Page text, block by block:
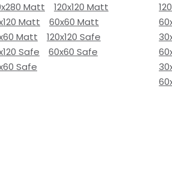
Matt
120x120 Matt
Matt
60x60 Matt
Matt
120x120 Safe
Safe
60x60 Safe
Safe